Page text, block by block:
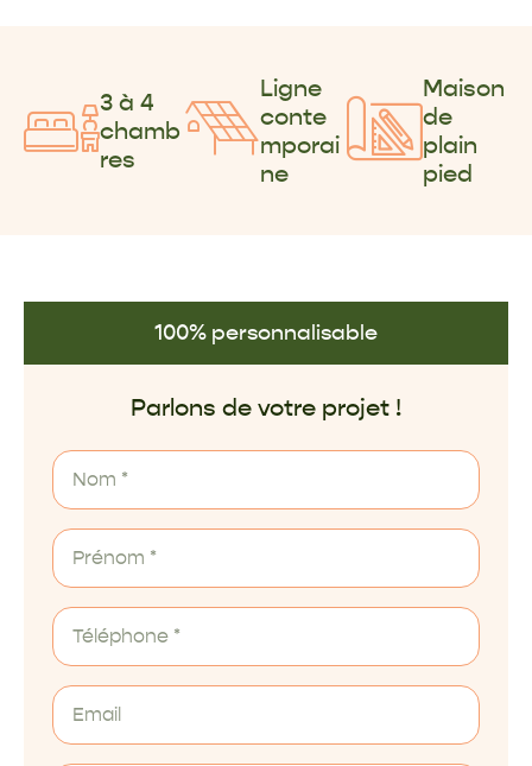
3 à 4
chamb
res
Ligne
conte
mporai
ne
Maison
de
plain
pied
100% personnalisable
Parlons de votre projet !